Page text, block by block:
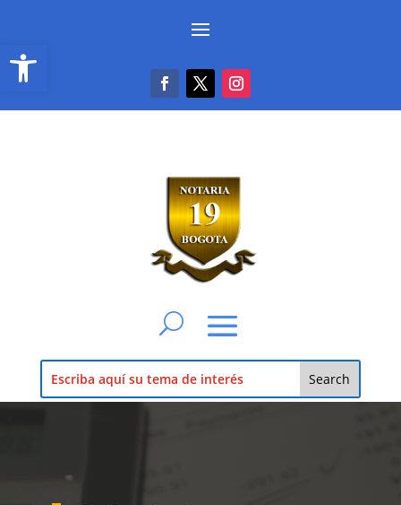
Abrir barra de herramientas